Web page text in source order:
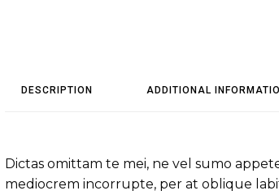
DESCRIPTION ADDITIONAL
Dictas omittam te mei, ne vel sumo
mediocrem incorrupte, per at oblique